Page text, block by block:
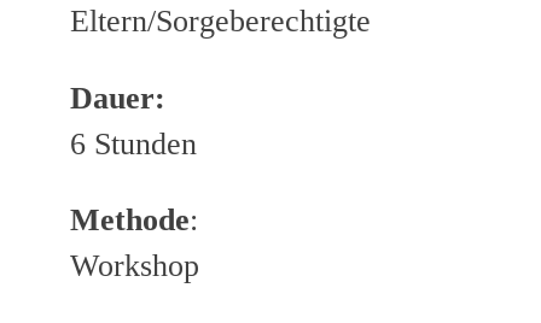
Eltern/Sorgeberechtigte
Dauer:
6 Stunden
Methode:
Workshop